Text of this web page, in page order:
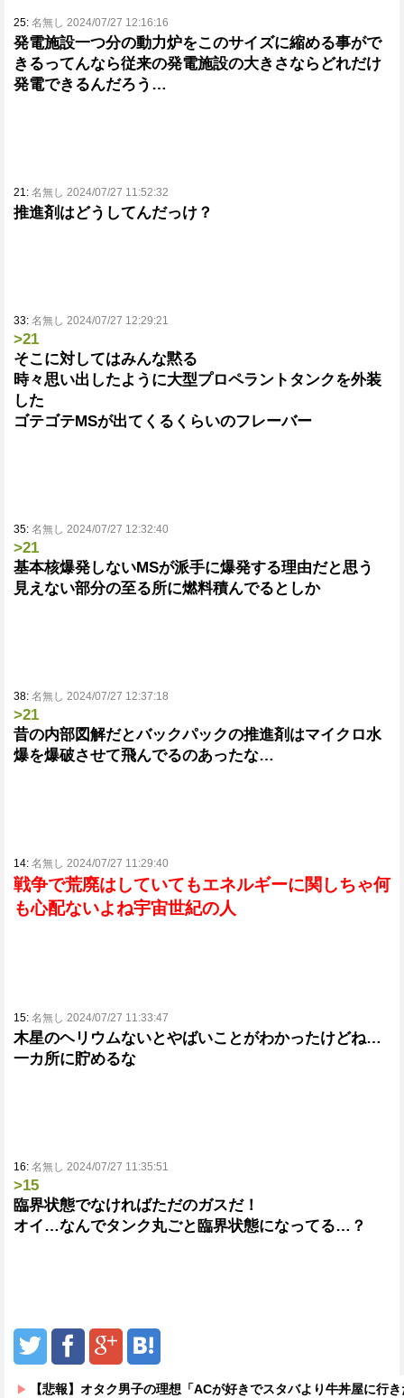
25: 名無し 2024/07/27 12:16:16
発電施設一つ分の動力炉をこのサイズに縮める事がで
きるってんなら従来の発電施設の大きさならどれだけ
発電できるんだろう…
21: 名無し 2024/07/27 11:52:32
推進剤はどうしてんだっけ？
33: 名無し 2024/07/27 12:29:21
>21
そこに対してはみんな黙る
時々思い出したように大型プロペラントタンクを外装
した
ゴテゴテMSが出てくるくらいのフレーバー
35: 名無し 2024/07/27 12:32:40
>21
基本核爆発しないMSが派手に爆発する理由だと思う
見えない部分の至る所に燃料積んでるとしか
38: 名無し 2024/07/27 12:37:18
>21
昔の内部図解だとバックパックの推進剤はマイクロ水
爆を爆破させて飛んでるのあったな…
14: 名無し 2024/07/27 11:29:40
戦争で荒廃はしていてもエネルギーに関しちゃ何
も心配ないよね宇宙世紀の人
15: 名無し 2024/07/27 11:33:47
木星のヘリウムないとやばいことがわかったけどね…
一カ所に貯めるな
16: 名無し 2024/07/27 11:35:51
>15
臨界状態でなければただのガスだ！
オイ…なんでタンク丸ごと臨界状態になってる…？
【悲報】オタク男子の理想「ACが好きでスタバより牛丼屋に行きたがる女」、こ